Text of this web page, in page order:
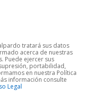
tratará sus datos
acerca de nuestras
Puede ejercer sus
portabilidad,
en nuestra Política
información consulte
Legal